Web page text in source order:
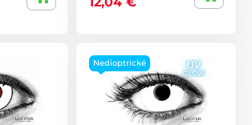
Nedioptrické